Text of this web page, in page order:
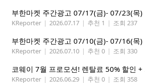
부한마켓 주간광고 07/17(금)- 07/23(목)
KReporter | 2026.07.17 | 추천 1 | 조회 237
부한마켓 주간광고 07/10(금)- 07/16(목)
KReporter | 2026.07.10 | 추천 0 | 조회 330
코웨이 7월 프로모션! 렌탈료 50% 할인 +
KReporter | 2026.06.29 | 추천 0 | 조회 358